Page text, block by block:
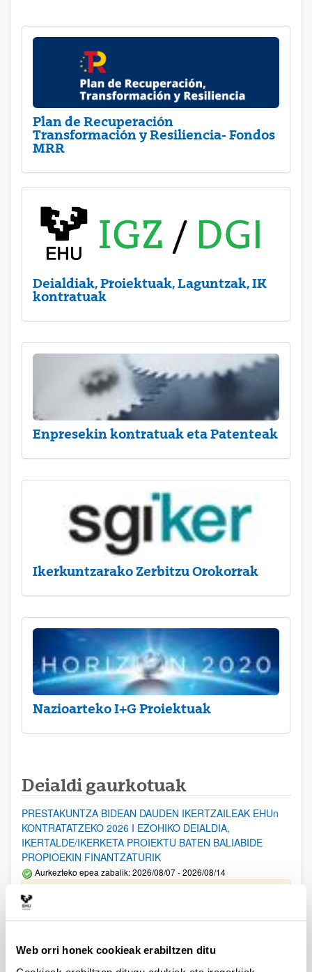
Web orri honek cookieak erabiltzen ditu
Plan de Recuperación
Transformación y Resiliencia- Fondos
MRR
Deialdiak, Proiektuak, Laguntzak, IK
kontratuak
Enpresekin kontratuak eta Patenteak
Ikerkuntzarako Zerbitzu Orokorrak
Nazioarteko I+G Proiektuak
Deialdi gaurkotuak
PRESTAKUNTZA BIDEAN DAUDEN IKERTZAILEAK EHUn
KONTRATATZEKO 2026 I EZOHIKO DEIALDIA,
IKERTALDE/IKERKETA PROIEKTU BATEN BALIABIDE
PROPIOEKIN FINANTZATURIK
Aurkezteko epea zabalik: 2026/08/07 - 2026/08/14
Izapide irekia